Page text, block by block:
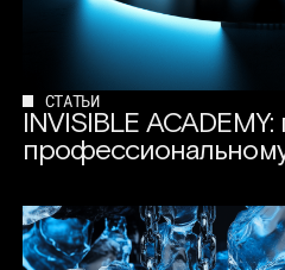
СТАТЬИ
INVISIBLE ACADEMY: